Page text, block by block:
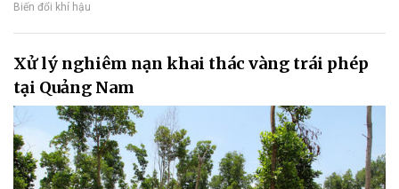
Biến đổi khí hậu
Xử lý nghiêm nạn khai thác vàng trái phép
tại Quảng Nam